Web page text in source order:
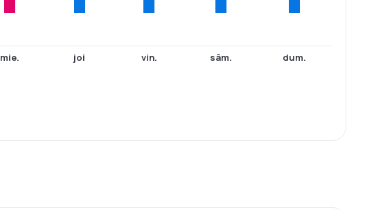
mie. joi vin. sâm. dum.